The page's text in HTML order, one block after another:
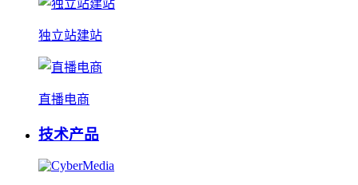
独立站建站
直播电商
技术产品